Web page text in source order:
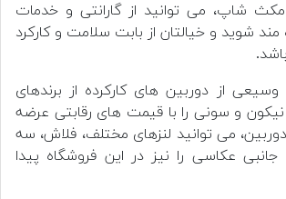
شاپ، می توانید از گارانتی و خدمات
شوید و خیالتان از بابت سلامت و کارکرد
از دوربین های کارکرده از برندهای
نیکون و سونی را با قیمت های رقابتی عرضه
می توانید لنزهای مختلف، فلاش، سه
جانبی عکاسی را نیز در این فروشگاه پیدا